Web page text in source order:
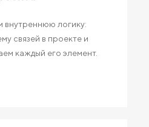
внутреннюю логику:
связей в проекте и
каждый его элемент.